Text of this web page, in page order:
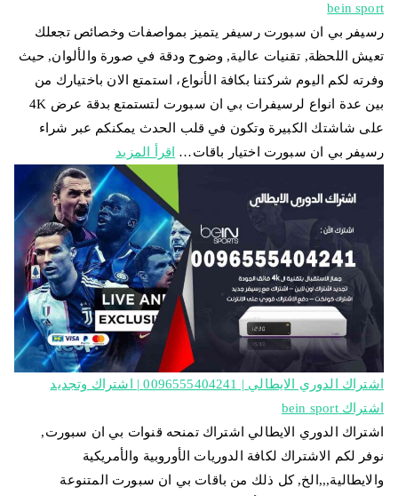
bein sport
رسيفر بي ان سبورت رسيفر يتميز بمواصفات وخصائص تجعلك
تعيش اللحظة, تقنيات عالية, وضوح ودقة في صورة والألوان, حيث
وفرته لكم اليوم شركتنا بكافة الأنواع، استمتع الان باختيارك من
بين عدة انواع لرسيفرات بي ان سبورت لتستمتع بدقة عرض 4K
على شاشتك الكبيرة وتكون في قلب الحدث يمكنكم عبر شراء
رسيفر بي ان سبورت اختيار باقات…
اقرأ المزيد
اشتراك الدوري الايطالي | 0096555404241 | اشتراك وتجديد
اشتراك bein sport
اشتراك الدوري الايطالي اشتراك تمنحه قنوات بي ان سبورت,
نوفر لكم الاشتراك لكافة الدوريات الأوروبية والأمريكية
والايطالية,,,الخ, كل ذلك من باقات بي ان سبورت المتنوعة